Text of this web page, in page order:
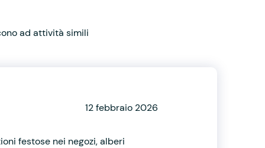
ad attività simili
12 febbraio 2026
festose nei negozi, alberi